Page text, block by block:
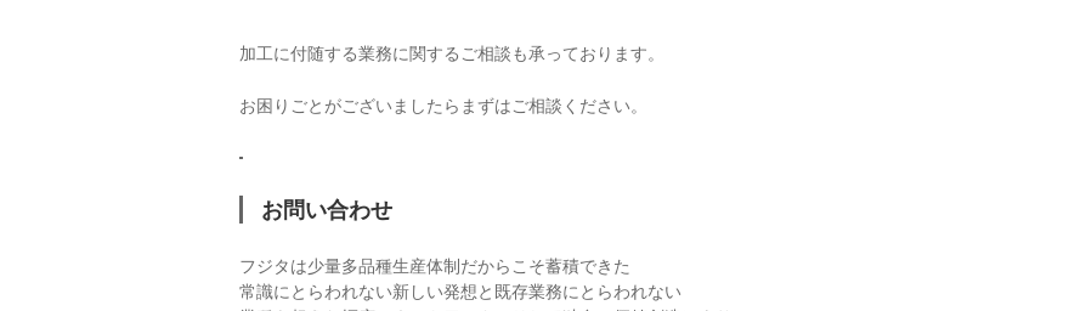
加工に付随する業務に関するご相談も承っております。
お困りごとがございましたらまずはご相談ください。
お問い合わせ
フジタは少量多品種生産体制だからこそ蓄積できた
常識にとらわれない新しい発想と既存業務にとらわれない